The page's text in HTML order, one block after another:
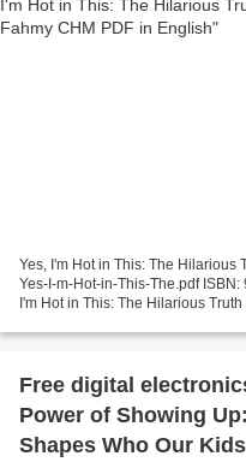
Yes, I'm Hot in This: The Hilarious
Yes-I-m-Hot-in-This-The.pdf
I'm Hot in This: The Hilarious
Free digital
Power of Showing
Shapes Who Our